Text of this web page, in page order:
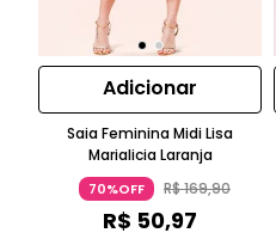
Adicionar
Saia Feminina Midi Lisa
Marialicia Laranja
70%OFF R$169,90
R$ 50,97